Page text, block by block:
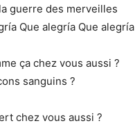
guerre des merveilles
Que alegría Que alegría
ça chez vous aussi ?
sanguins ?
chez vous aussi ?